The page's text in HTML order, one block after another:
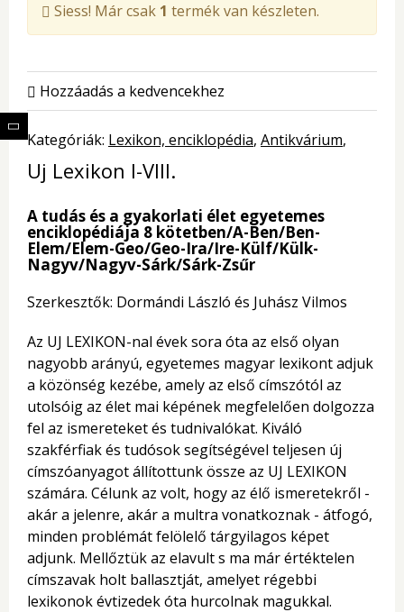
Siess! Már csak 1 termék van készleten.
Hozzáadás a kedvencekhez
Kategóriák: Lexikon, enciklopédia Antikvárium
Uj Lexikon I-VIII.
A tudás és a gyakorlati élet egyetemes
enciklopédiája 8 kötetben/A-Ben/Ben-
Elem/Elem-Geo/Geo-Ira/Ire-Külf/Külk-
Nagyv/Nagyv-Sárk/Sárk-Zsűr
Szerkesztők: Dormándi László és Juhász Vilmos
Az UJ LEXIKON-nal évek sora óta az első olyan
nagyobb arányú, egyetemes magyar lexikont adjuk
a közönség kezébe, amely az első címszótól az
utolsóig az élet mai képének megfelelően dolgozza
fel az ismereteket és tudnivalókat. Kiváló
szakférfiak és tudósok segítségével teljesen új
címszóanyagot állítottunk össze az UJ LEXIKON
számára. Célunk az volt, hogy az élő ismeretekről -
akár a jelenre, akár a multra vonatkoznak - átfogó,
minden problémát felölelő tárgyilagos képet
adjunk. Mellőztük az elavult s ma már értéktelen
címszavak holt ballasztját, amelyet régebbi
lexikonok évtizedek óta hurcolnak magukkal.